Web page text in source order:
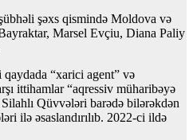
şəxs qismində Moldova və
Marsel Evçiu, Diana Paliy
“xarici agent” və
ittihamlar “aqressiv müharibəyə
Silahlı Qüvvələri barədə bilərəkdən
ilə əsaslandırılıb. 2022-ci ildə